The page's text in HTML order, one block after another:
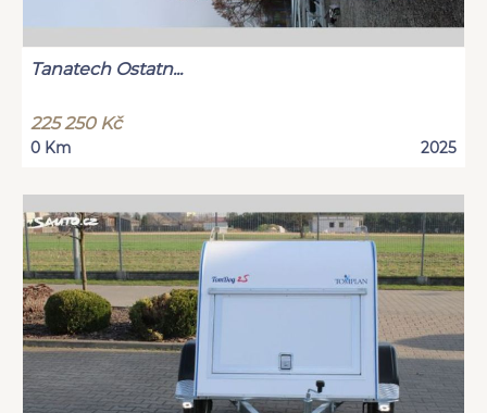
Tanatech Ostatn...
225 250 Kč
0 Km 2025